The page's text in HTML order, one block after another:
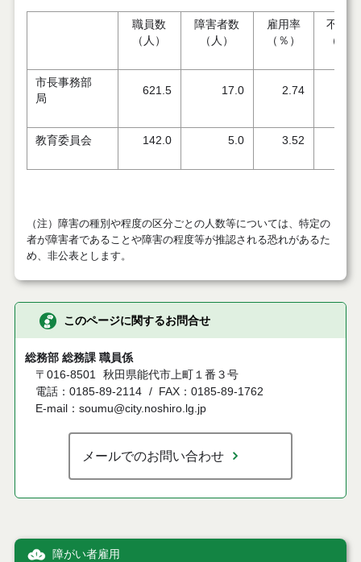
職員数
（人）
障害者数
（人）
雇用率
（％）
不足数
（人）
市長事務部
局
621.5 17.0 2.74
教育委員会 142.0 5.0 3.52
（注）障害の種別や程度の区分ごとの人数等については、特定の
者が障害者であることや障害の程度等が推認される恐れがあるた
め、非公表とします。
このページに関するお問合せ
総務部 総務課 職員係
〒016-8501
秋田県能代市上町１番３号
電話：0185-89-2114
FAX：0185-89-1762
E-mail：soumu@city.noshiro.lg.jp
メールでのお問い合わせ
障がい者雇用